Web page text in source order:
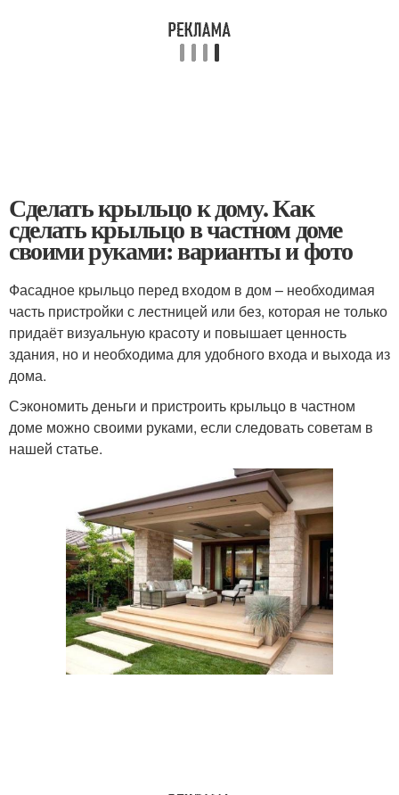
Сделать крыльцо к дому. Как
сделать крыльцо в частном доме
своими руками: варианты и фото
Фасадное крыльцо перед входом в дом – необходимая
часть пристройки с лестницей или без, которая не только
придаёт визуальную красоту и повышает ценность
здания, но и необходима для удобного входа и выхода из
дома.
Сэкономить деньги и пристроить крыльцо в частном
доме можно своими руками, если следовать советам в
нашей статье.